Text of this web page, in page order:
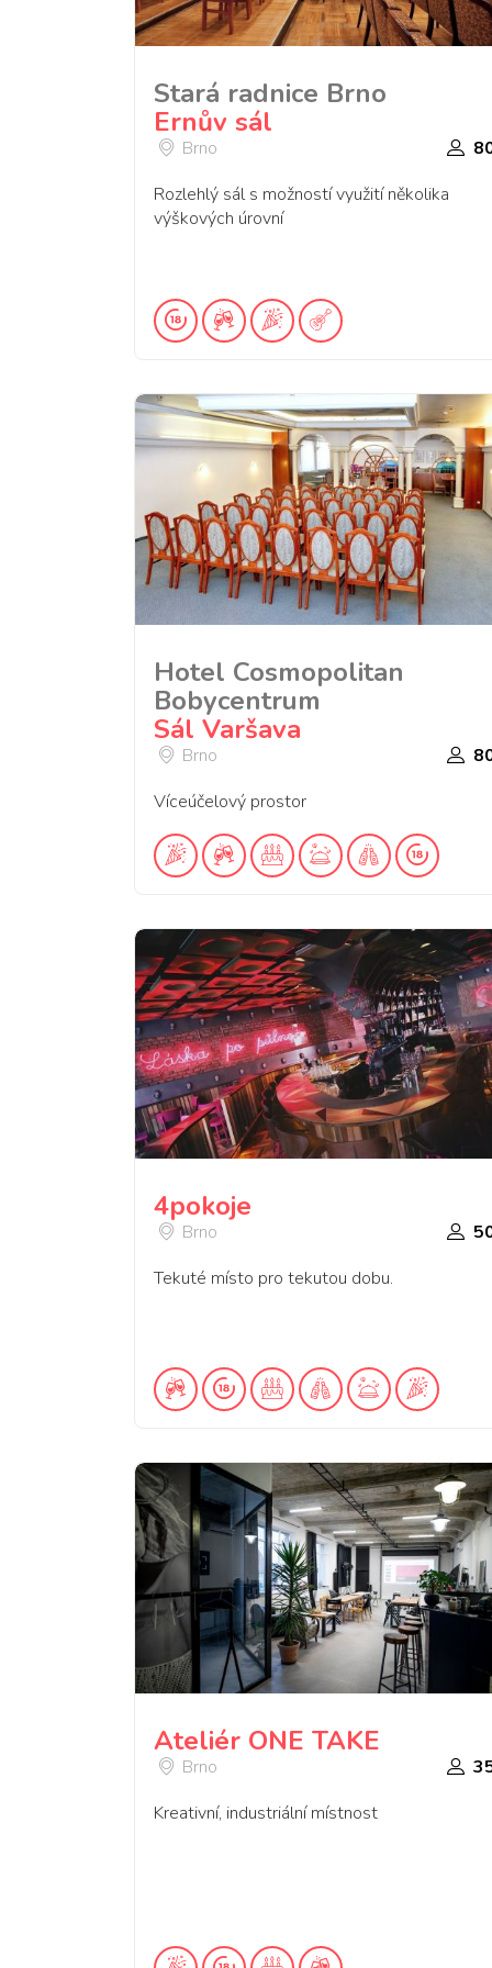
Stará radnice Brno
Ernův sál
Brno
Rozlehlý sál s možností využití několika
výškových úrovní
Hotel Cosmopolitan
Bobycentrum
Sál Varšava
Brno
Víceúčelový prostor
4pokoje
Brno
Tekuté místo pro tekutou dobu.
Ateliér ONE TAKE
Brno
Kreativní, industriální místnost